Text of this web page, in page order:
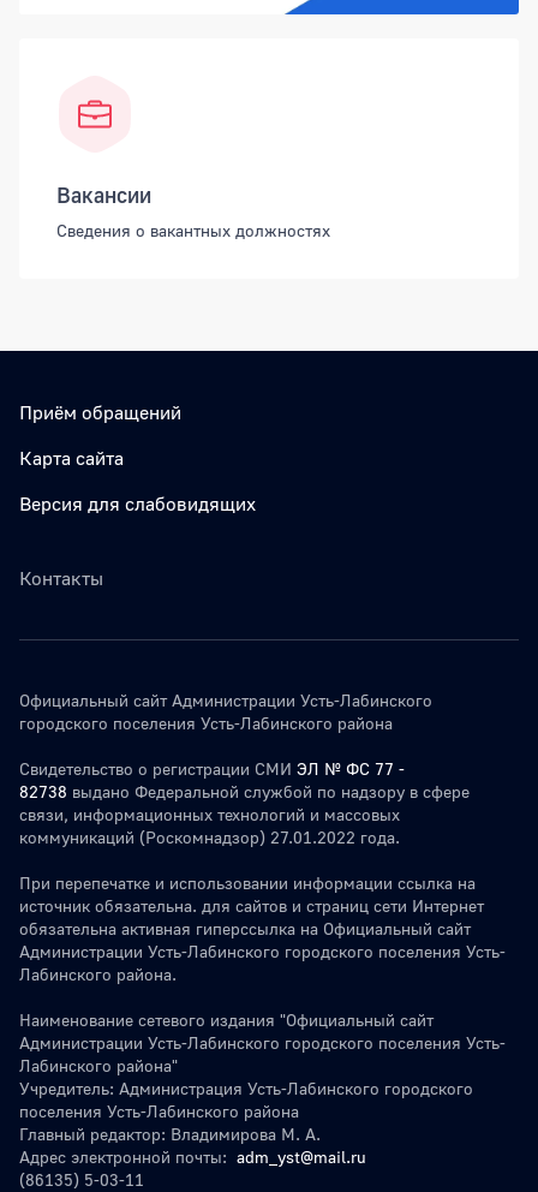
Вакансии
Сведения о вакантных должностях
Приём обращений
Карта сайта
Версия для слабовидящих
Контакты
Официальный сайт Администрации Усть-Лабинского
городского поселения Усть-Лабинского района
Свидетельство о регистрации СМИ ЭЛ № ФС 77 -
82738 выдано Федеральной службой по надзору в сфере
связи, информационных технологий и массовых
коммуникаций (Роскомнадзор) 27.01.2022 года.
При перепечатке и использовании информации ссылка на
источник обязательна. для сайтов и страниц сети Интернет
обязательна активная гиперссылка на Официальный сайт
Администрации Усть-Лабинского городского поселения Усть-
Лабинского района.
Наименование сетевого издания "Официальный сайт
Администрации Усть-Лабинского городского поселения Усть-
Лабинского района"
Учредитель: Администрация Усть-Лабинского городского
поселения Усть-Лабинского района
Главный редактор: Владимирова М. А.
Адрес электронной почты: adm_yst@mail.ru
(86135) 5-03-11